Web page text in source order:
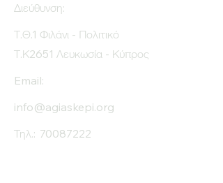
Διεύθυνση:
Τ.Θ.1 Φιλάνι - Πολιτικό
Τ.Κ2651 Λευκωσία - Κύπρος
Email:
info@agiaskepi.org
Τηλ.: 70087222